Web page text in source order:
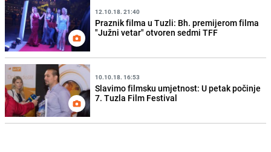
12.10.18. 21:40
Praznik filma u Tuzli: Bh. premijerom filma
"Južni vetar" otvoren sedmi TFF
10.10.18. 16:53
Slavimo filmsku umjetnost: U petak počinje
7. Tuzla Film Festival